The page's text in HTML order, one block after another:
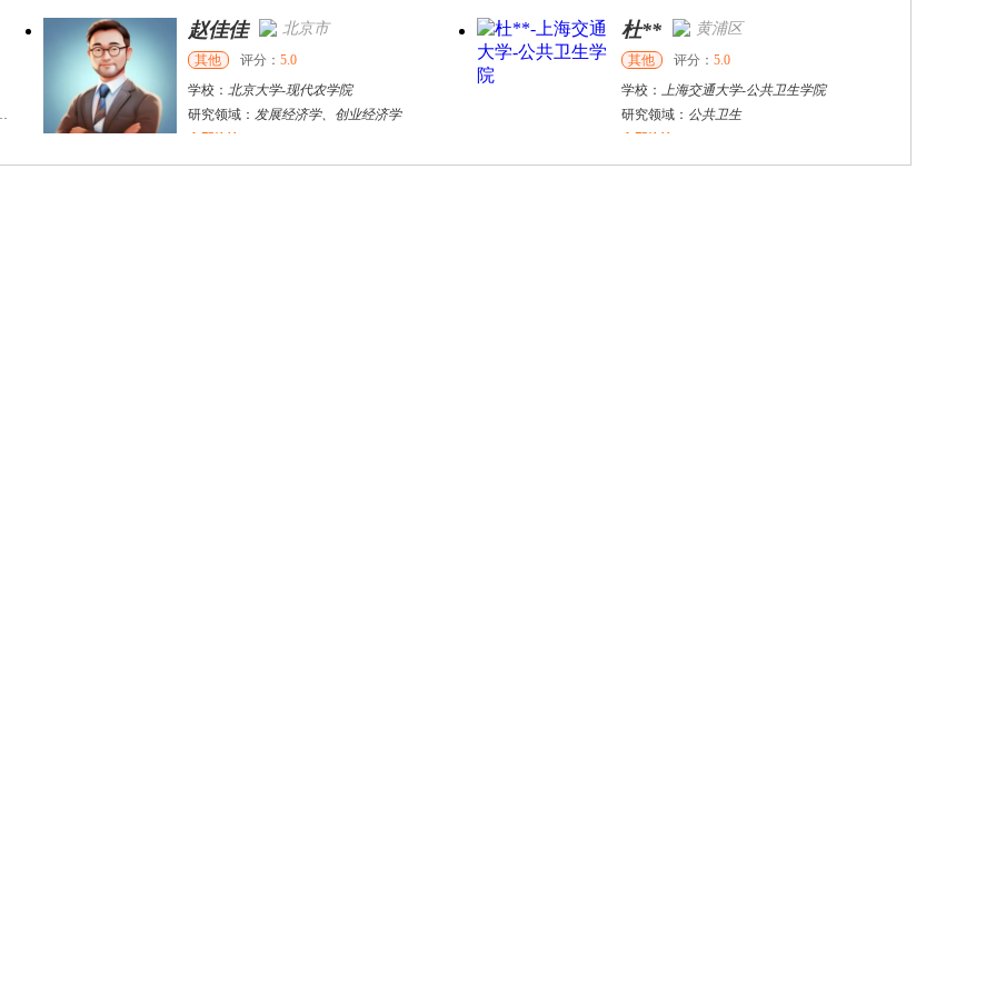
赵佳佳 北京市
其他 评分： 5.0
学校： 北京大学-现代农学院
研究领域： 发展经济学、创业经济学
杜** 黄浦区
其他 评分： 5.0
学校： 上海交通大学-公共卫生学院
研究领域： 公共卫生
张千帆 哈尔滨市 万志宏 天津市